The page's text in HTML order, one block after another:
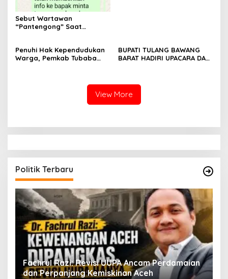
Sebut Wartawan
“Pantengong” Saat
Etika, DPR‑Provinsi,
Gubernur dan PLLDA
Penuhi Hak Kependudukan
Warga, Pemkab Tubaba
BUPATI TULANG BAWANG
BARAT HADIRI UPACARA DAN
View More
Politik Terbaru
Fachrul Razi: Revisi UUPA Ancam Perdamaian
dan Perpanjang Kemiskinan Aceh